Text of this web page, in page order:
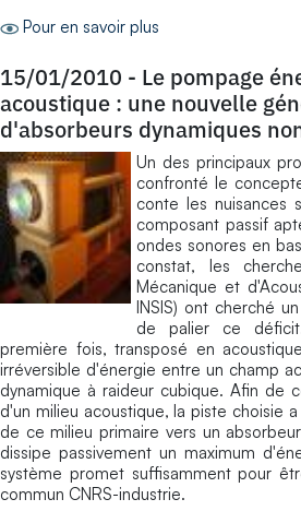
Pour en savoir plus
15/01/2010 - Le pompage
acoustique : une nouvelle
d'absorbeurs dynamiques
Un des principaux
confronté le
conte les nuisances
composant passif
ondes sonores en
constat, les
Mécanique et
INSIS) ont cherché
de palier ce
première fois, transposé en
irréversible d'énergie entre un champ
dynamique à raideur cubique. Afin de
d'un milieu acoustique, la piste choisie
de ce milieu primaire vers un
dissipe passivement un maximum
système promet suffisamment pour
commun CNRS-industrie.